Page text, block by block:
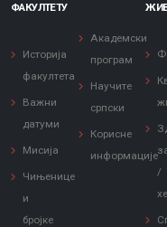
ФАКУЛТЕТУ
Историја
факултета
Важни
датуми
Мисија
Чињенице
и
бројке
Академски
програм
Научите
српски
Корисне
информације
/